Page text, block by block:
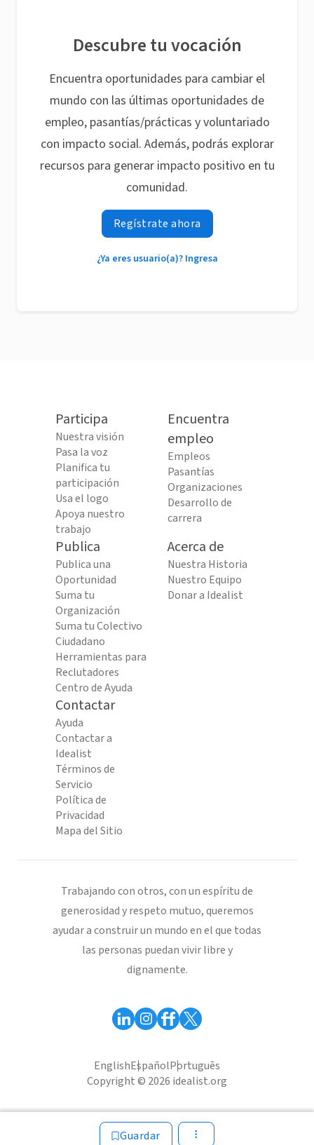
Descubre tu vocación
Encuentra oportunidades para cambiar el
mundo con las últimas oportunidades de
empleo, pasantías/prácticas y voluntariado
con impacto social. Además, podrás explorar
recursos para generar impacto positivo en tu
comunidad.
Regístrate ahora
¿Ya eres usuario(a)? Ingresa
Guardar
Participa
Nuestra visión
Pasa la voz
Planifica tu
participación
Usa el logo
Apoya nuestro
trabajo
Encuentra
empleo
Empleos
Pasantías
Organizaciones
Desarrollo de
carrera
Publica
Publica una
Oportunidad
Suma tu
Organización
Suma tu Colectivo
Ciudadano
Herramientas para
Reclutadores
Centro de Ayuda
Acerca de
Nuestra Historia
Nuestro Equipo
Donar a Idealist
Contactar
Ayuda
Contactar a
Idealist
Términos de
Servicio
Política de
Privacidad
Mapa del Sitio
Trabajando con otros, con un espíritu de
generosidad y respeto mutuo, queremos
ayudar a construir un mundo en el que todas
las personas puedan vivir libre y
dignamente.
EnglishEspañolPortuguês
Copyright © 2026 idealist.org